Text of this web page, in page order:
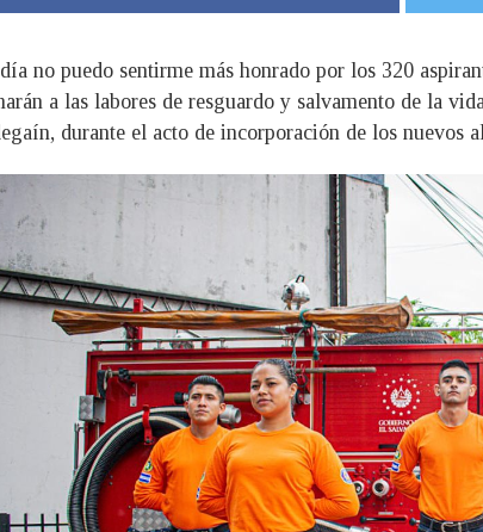
no puedo sentirme más honrado por los 320
a las labores de resguardo y salvamento de la
durante el acto de incorporación de los nuevos